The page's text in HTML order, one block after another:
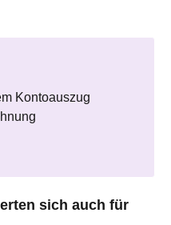
Kontoauszug
sich auch für